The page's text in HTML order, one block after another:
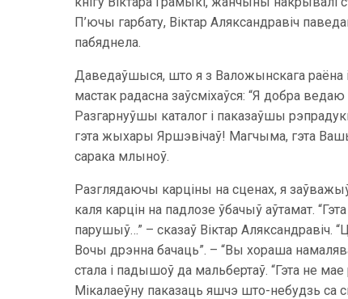
П’ючы гарбату, Віктар Аляксандравіч
пабяднела.
Даведаўшыся, што я з Валожынскага раёна
мастак радасна заўсміхаўся: “Я добра
Разгарнуўшы каталог і паказаўшы
гэта жыхары Яршэвічаў! Магчыма, гэта
сарака млыноў.
Разглядаючы карціны на сценах, я
каля карцін на падлозе ўбачыў аўтамат.
парушыў…” – сказаў Віктар
Вочы дрэнна бачаць”. – “Вы хораша
стала і падышоў да мальбертаў. “Гэта не
Мікалаеўну паказаць яшчэ што-небудзь са